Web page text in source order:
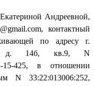
Андреевной,
контактный
по адресу г.
д. 14б, кв.9, N
15-425, в отношении
N 33:22:013006:252,